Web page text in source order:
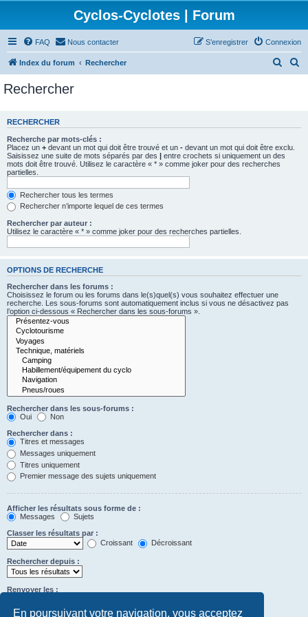
En poursuivant votre navigation, vous acceptez
Cyclos-Cyclotes | Forum
FAQ Nous contacter Connexion
S’enregistrer
Index du forum Rechercher
e
e
r
c
Rechercher
RECHERCHER
Recherche par mots-clés :
Placez un + devant un mot qui doit être trouvé et un - devant un mot qui doit être exclu.
Saisissez une suite de mots séparés par des | entre crochets si uniquement un des
mots doit être trouvé. Utilisez le caractère « * » comme joker pour des recherches
partielles.
Rechercher tous les termes
Rechercher n’importe lequel de ces termes
Rechercher par auteur :
Utilisez le caractère « * » comme joker pour des recherches partielles.
OPTIONS DE RECHERCHE
Rechercher dans les forums :
Choisissez le forum ou les forums dans le(s)quel(s) vous souhaitez effectuer une
recherche. Les sous-forums sont automatiquement inclus si vous ne désactivez pas
l’option ci-dessous « Rechercher dans les sous-forums ».
Rechercher dans les sous-forums :
Oui
Non
Rechercher dans :
Titres et messages
Messages uniquement
Titres uniquement
Premier message des sujets uniquement
Afficher les résultats sous forme de :
Messages
Sujets
Classer les résultats par :
Croissant
Décroissant
Rechercher depuis :
Renvoyer les :